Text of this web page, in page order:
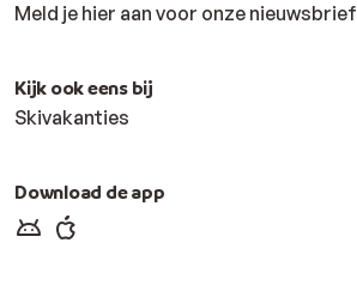
Meld je hier aan voor onze nieuwsbrief
Kijk ook eens bij
Skivakanties
Download de app